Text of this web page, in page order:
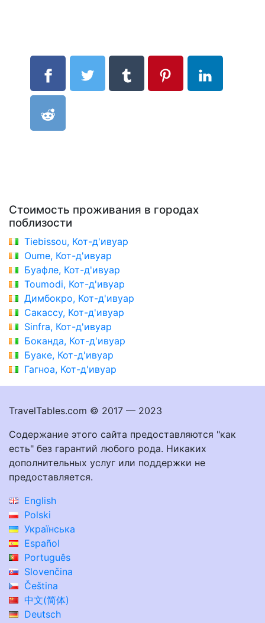
Стоимость проживания в городах
поблизости
Tiebissou, Кот-д'ивуар
Oume, Кот-д'ивуар
Буафле, Кот-д'ивуар
Toumodi, Кот-д'ивуар
Димбокро, Кот-д'ивуар
Сакассу, Кот-д'ивуар
Sinfra, Кот-д'ивуар
Боканда, Кот-д'ивуар
Буаке, Кот-д'ивуар
Гагноа, Кот-д'ивуар
TravelTables.com © 2017 — 2023
Содержание этого сайта предоставляются "как
есть" без гарантий любого рода. Никаких
дополнительных услуг или поддержки не
предоставляется.
English
Polski
Українська
Español
Português
Slovenčina
Čeština
中文(简体)
Deutsch